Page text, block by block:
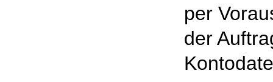
per
der